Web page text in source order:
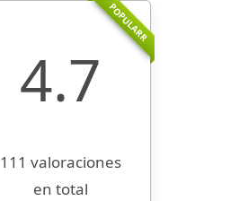
POPULARR
4.7
111 valoraciones
en total